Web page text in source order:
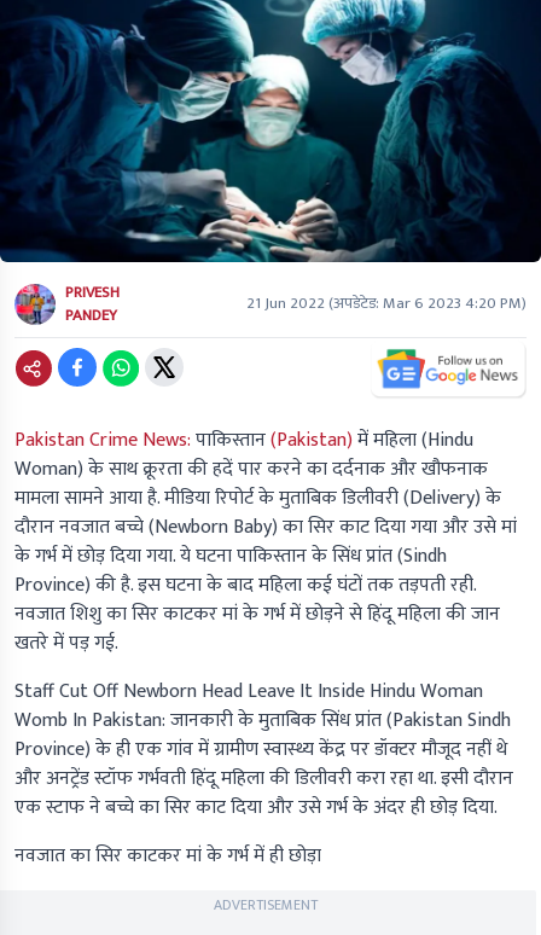
PRIVESH
PANDEY
21 Jun 2022(अपडेटेड:Mar 6 2023 4:20 PM)
Pakistan Crime News:पाकिस्तान(Pakistan)में महिला(Hindu
Woman)के साथ क्रूरता की हदें पार करने का दर्दनाक और खौफनाक
मामला सामने आया है. मीडिया रिपोर्ट के मुताबिक डिलीवरी(Delivery)के
दौरान नवजात बच्चे(Newborn Baby) का सिर काट दिया गया और उसे मां
के गर्भ में छोड़ दिया गया. ये घटना पाकिस्तान के सिंध प्रांत(Sindh
Province)की है. इस घटना के बाद महिला कई घंटों तक तड़पती रही.
नवजात शिशु का सिर काटकर मां के गर्भ में छोड़ने से हिंदू महिला की जान
खतरे में पड़ गई.
Staff Cut Off Newborn Head Leave It Inside Hindu Woman
Womb In Pakistan:जानकारी के मुताबिक सिंध प्रांत(Pakistan Sindh
Province)के ही एक गांव में ग्रामीण स्वास्थ्य केंद्र पर डॉक्टर मौजूद नहीं थे
और अनट्रेंड स्टॉफ गर्भवती हिंदू महिला की डिलीवरी करा रहा था. इसी दौरान
एक स्टाफ ने बच्चे का सिर काट दिया और उसे गर्भ के अंदर ही छोड़ दिया.
नवजात का सिर काटकर मां के गर्भ में ही छोड़ा
ADVERTISEMENT